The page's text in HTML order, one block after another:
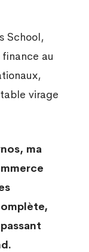
School,
au
virage
ma